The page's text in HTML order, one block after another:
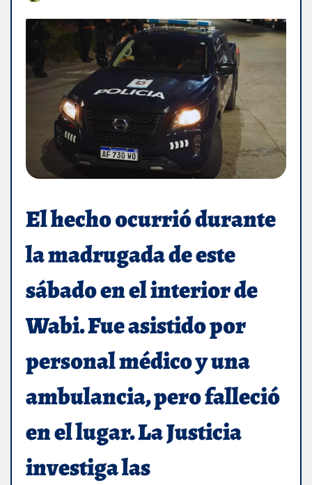
El hecho ocurrió durante
la madrugada de este
sábado en el interior de
Wabi. Fue asistido por
personal médico y una
ambulancia, pero falleció
en el lugar. La Justicia
investiga las